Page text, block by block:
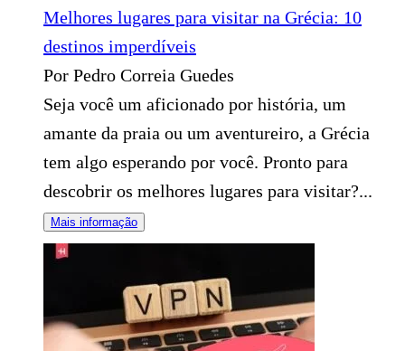
Melhores lugares para visitar na Grécia: 10
destinos imperdíveis
Por Pedro Correia Guedes
Seja você um aficionado por história, um
amante da praia ou um aventureiro, a Grécia
tem algo esperando por você. Pronto para
descobrir os melhores lugares para visitar?...
Mais informação